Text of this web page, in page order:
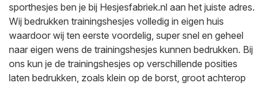
sporthesjes ben je bij Hesjesfabriek.nl aan het juiste adres.
Wij bedrukken trainingshesjes volledig in eigen huis
waardoor wij ten eerste voordelig, super snel en geheel
naar eigen wens de trainingshesjes kunnen bedrukken. Bij
ons kun je de trainingshesjes op verschillende posities
laten bedrukken, zoals klein op de borst, groot achterop